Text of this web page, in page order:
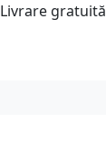
Livrare gratuită